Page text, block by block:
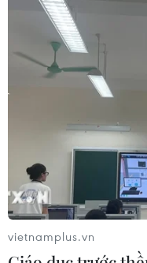
vietnamplus.vn